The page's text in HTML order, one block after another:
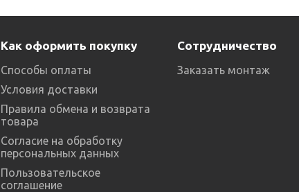
Как оформить покупку
Способы оплаты
Условия доставки
Правила обмена и возврата
товара
Согласие на обработку
персональных данных
Пользовательское
соглашение
Сотрудничество
Заказать монтаж